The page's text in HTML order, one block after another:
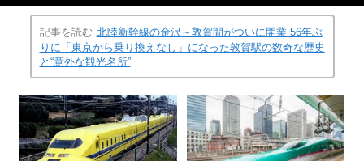
記事を読む 北陸新幹線の金沢～敦賀間がついに開業 56年ぶ
りに「東京から乗り換えなし」になった敦賀駅の数奇な歴史
と“意外な観光名所”